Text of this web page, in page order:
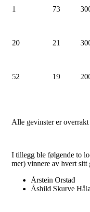
1 73
20 21
52 19
Alle gevinster er
I tillegg ble følgende to
mer) vinnere av hvert sitt
Årstein Orstad
Åshild Skurve